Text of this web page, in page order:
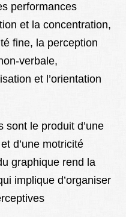
performances
et la concentration,
fine, la perception
verbale,
et l’orientation
sont le produit d’une
d’une motricité
graphique rend la
implique d’organiser